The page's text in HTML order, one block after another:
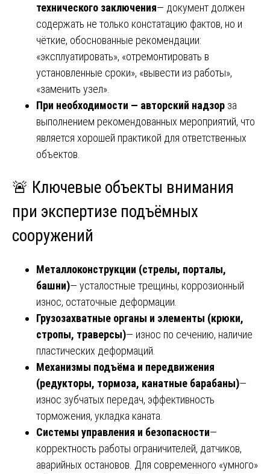
технического заключения— документ должен
содержать не только констатацию фактов, но и
чёткие, обоснованные рекомендации:
«эксплуатировать», «отремонтировать в
установленные сроки», «вывести из работы»,
«заменить узел».
При необходимости — авторский надзор за
выполнением рекомендованных мероприятий, что
является хорошей практикой для ответственных
объектов.
🚨 Ключевые объекты внимания
при экспертизе подъёмных
сооружений
Металлоконструкции (стрелы, порталы,
башни)— усталостные трещины, коррозионный
износ, остаточные деформации.
Грузозахватные органы и элементы (крюки,
стропы, траверсы)— износ по сечению, наличие
пластических деформаций.
Механизмы подъёма и передвижения
(редукторы, тормоза, канатные барабаны)—
износ зубчатых передач, эффективность
торможения, укладка каната.
Системы управления и безопасности—
корректность работы ограничителей, датчиков,
аварийных остановов. Для современного «умного»